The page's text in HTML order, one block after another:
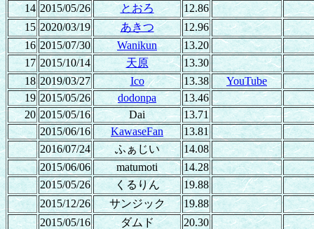
14 2015/05/26 とおろ
12.86
15 2020/03/19 あきつ
12.96
16 2015/07/30 Wanikun
13.20
17 2015/10/14 天原
13.30
18 2019/03/27 Ico 13.38
YouTube
19 2015/05/26 dodonpa
13.46
20 2015/05/16 Dai
13.71
2015/06/16
KawaseFan
13.81
2016/07/24
ふぁじい
14.08
2015/06/06
matumoti
14.28
2015/05/26
くるりん
19.88
2015/12/26
サンジック
19.88
2015/05/16
ダムド
20.30